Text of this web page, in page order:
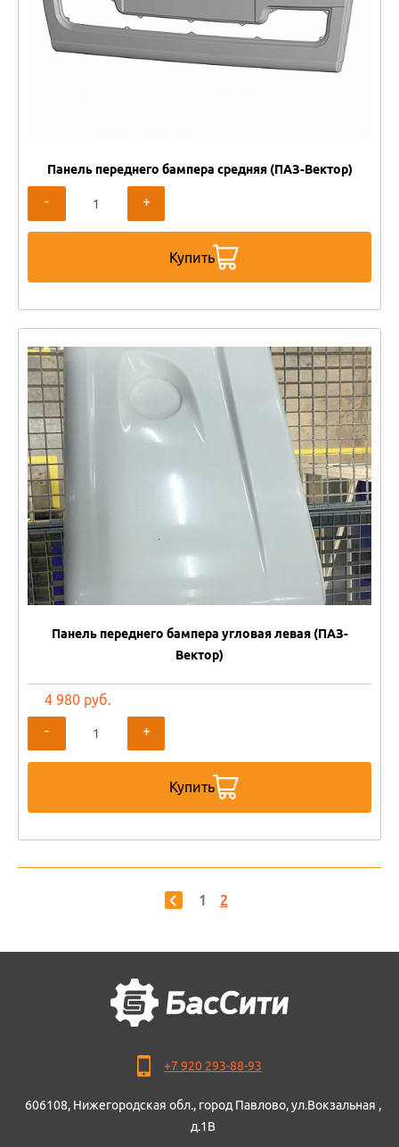
Панель переднего бампера средняя (ПАЗ-Вектор)
- +
Купить
Панель переднего бампера угловая левая (ПАЗ-
Вектор)
4 980 руб.
-
+
Купить
1 2
+7 920 293-88-93
606108, Нижегородская обл., город Павлово, ул.Вокзальная ,
д.1В